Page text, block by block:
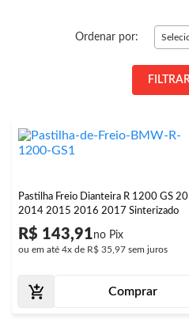
Ordenar por:
Pastilha Freio Dianteira R 1200 GS
2014 2015 2016 2017 Sinterizado
R$ 143,91
ou em até 4x de R$ 35,97 sem juros
Comprar